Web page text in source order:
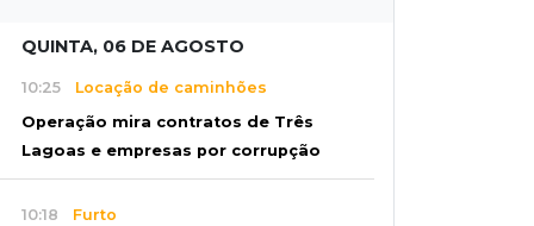
QUINTA, 06 DE AGOSTO
10:25 Locação de caminhões
Operação mira contratos de Três
Lagoas e empresas por corrupção
10:18 Furto